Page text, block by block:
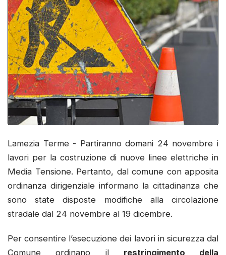
Lamezia Terme - Partiranno domani 24 novembre i
lavori per la costruzione di nuove linee elettriche in
Media Tensione. Pertanto, dal comune con apposita
ordinanza dirigenziale informano la cittadinanza che
sono state disposte modifiche alla circolazione
stradale dal 24 novembre al 19 dicembre.
Per consentire l’esecuzione dei lavori in sicurezza dal
Comune ordinano il restringimento della